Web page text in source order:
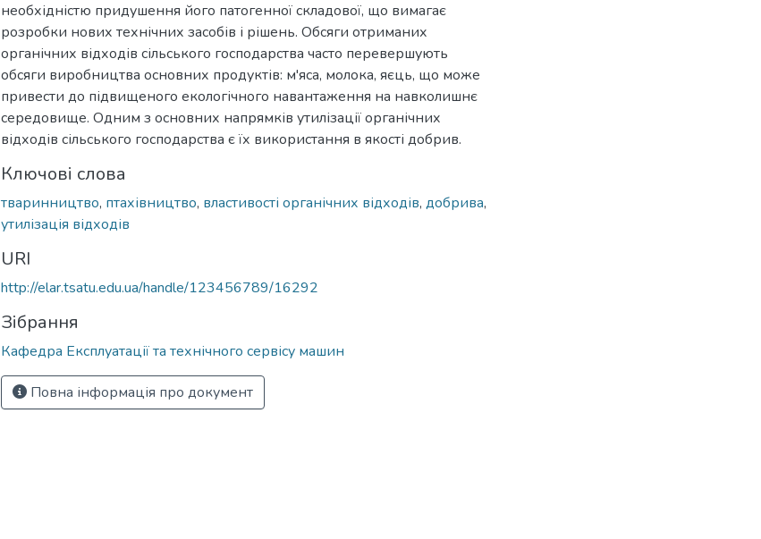
необхідністю придушення його патогенної складової, що вимагає
розробки нових технічних засобів і рішень. Обсяги отриманих
органічних відходів сільського господарства часто перевершують
обсяги виробництва основних продуктів: м'яса, молока, яєць, що може
привести до підвищеного екологічного навантаження на навколишнє
середовище. Одним з основних напрямків утилізації органічних
відходів сільського господарства є їх використання в якості добрив.
Ключові слова
тваринництво, птахівництво, властивості органічних відходів, добрива,
утилізація відходів
URI
http://elar.tsatu.edu.ua/handle/123456789/16292
Зібрання
Кафедра Експлуатації та технічного сервісу машин
Повна інформація про документ